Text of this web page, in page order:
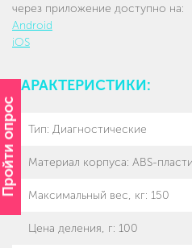
Пройти опрос
через приложение доступно на:
Android
iOS
ХАРАКТЕРИСТИКИ:
Тип: Диагностические
Материал корпуса: ABS-
Максимальный вес, кг: 150
Цена деления, г: 100